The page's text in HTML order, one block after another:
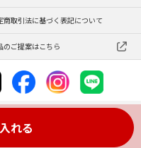
れる
商取引法に基づく表記について
のご提案はこちら
All Rights Reserved.